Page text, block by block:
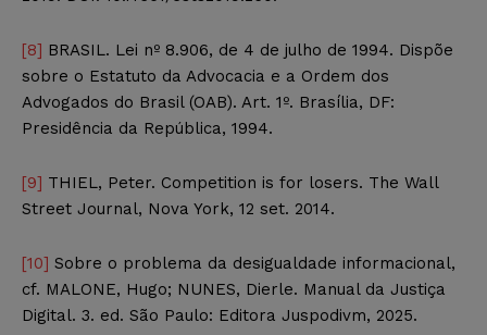
[8] BRASIL. Lei nº 8.906, de 4 de julho de 1994. Dispõe
sobre o Estatuto da Advocacia e a Ordem dos
Advogados do Brasil (OAB). Art. 1º. Brasília, DF:
Presidência da República, 1994.
[9] THIEL, Peter. Competition is for losers. The Wall
Street Journal, Nova York, 12 set. 2014.
[10] Sobre o problema da desigualdade informacional,
cf. MALONE, Hugo; NUNES, Dierle. Manual da Justiça
Digital. 3. ed. São Paulo: Editora Juspodivm, 2025.